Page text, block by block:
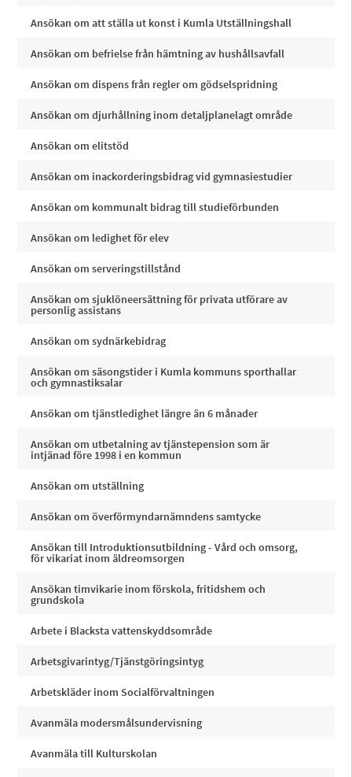
Ansökan om att ställa ut konst i Kumla Utställningshall
Ansökan om befrielse från hämtning av hushållsavfall
Ansökan om dispens från regler om gödselspridning
Ansökan om djurhållning inom detaljplanelagt område
Ansökan om elitstöd
Ansökan om inackorderingsbidrag vid gymnasiestudier
Ansökan om kommunalt bidrag till studieförbunden
Ansökan om ledighet för elev
Ansökan om serveringstillstånd
Ansökan om sjuklöneersättning för privata utförare av
personlig assistans
Ansökan om sydnärkebidrag
Ansökan om säsongstider i Kumla kommuns sporthallar
och gymnastiksalar
Ansökan om tjänstledighet längre än 6 månader
Ansökan om utbetalning av tjänstepension som är
intjänad före 1998 i en kommun
Ansökan om utställning
Ansökan om överförmyndarnämndens samtycke
Ansökan till Introduktionsutbildning - Vård och omsorg,
för vikariat inom äldreomsorgen
Ansökan timvikarie inom förskola, fritidshem och
grundskola
Arbete i Blacksta vattenskyddsområde
Arbetsgivarintyg/Tjänstgöringsintyg
Arbetskläder inom Socialförvaltningen
Avanmäla modersmålsundervisning
Avanmäla till Kulturskolan